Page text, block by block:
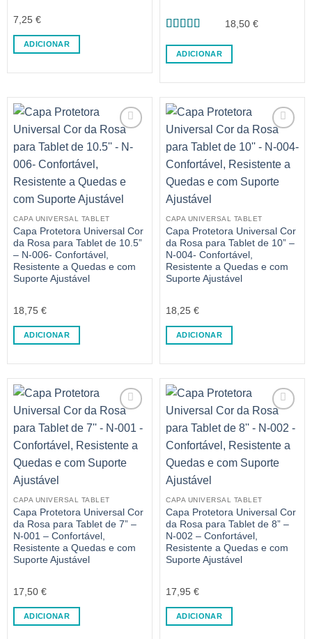
7,25 €
ADICIONAR
de 5
18,50 €
ADICIONAR
CAPA UNIVERSAL TABLET
Capa Protetora Universal Cor
da Rosa para Tablet de 10.5”
– N-006- Confortável,
Resistente a Quedas e com
Suporte Ajustável
18,75 €
ADICIONAR
CAPA UNIVERSAL TABLET
Capa Protetora Universal Cor
da Rosa para Tablet de 10” –
N-004- Confortável,
Resistente a Quedas e com
Suporte Ajustável
18,25 €
ADICIONAR
CAPA UNIVERSAL TABLET
Capa Protetora Universal Cor
da Rosa para Tablet de 7” –
N-001 – Confortável,
Resistente a Quedas e com
Suporte Ajustável
17,50 €
ADICIONAR
CAPA UNIVERSAL TABLET
Capa Protetora Universal Cor
da Rosa para Tablet de 8” –
N-002 – Confortável,
Resistente a Quedas e com
Suporte Ajustável
17,95 €
ADICIONAR